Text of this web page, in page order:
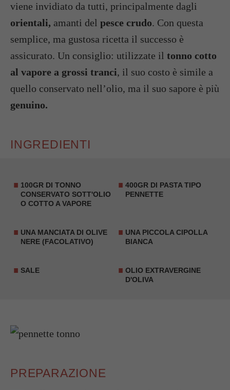
viene invidiato da tutti, principalmente dagli
orientali, amanti del pesce crudo. Con questa
semplice, ma gustosa ricetta il successo è
assicurato. Un consiglio: utilizzate il tonno cotto
al vapore a grossi tranci, il suo costo è simile a
quello conservato nell’olio, ma il suo sapore è più
genuino.
INGREDIENTI
100GR DI TONNO
CONSERVATO SOTT'OLIO
O COTTO A VAPORE
400GR DI PASTA TIPO
PENNETTE
UNA MANCIATA DI OLIVE
NERE (FACOLATIVO)
UNA PICCOLA CIPOLLA
BIANCA
SALE
OLIO EXTRAVERGINE
D'OLIVA
PREPARAZIONE